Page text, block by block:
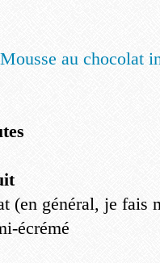
(en général, je
écrémé